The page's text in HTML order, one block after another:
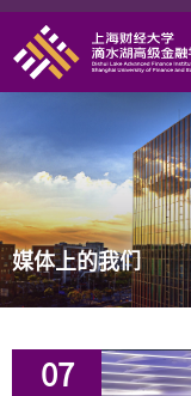
首页
课程项目
师资力量
学术研究
研究中心
职业发展
媒体上的我们
07